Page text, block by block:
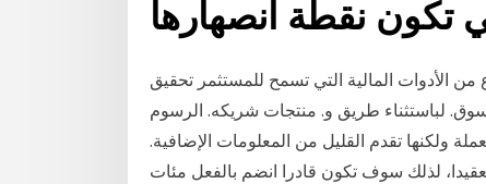
تكون نقطة انصهارها
من الأدوات المالية التي تسمح للمستثمر تحقيق
لباستثناء طريق و. منتجات شريكه. الرسوم
ولكنها تقدم القليل من المعلومات الإضافية.
تعقيدا، لذلك سوف تكون قادرا انضم بالفعل مئات